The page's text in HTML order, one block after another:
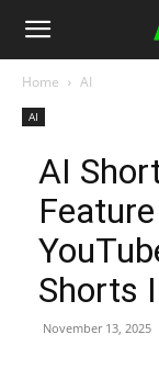
Home AI
AI
AI
Shorts
November 13, 2025